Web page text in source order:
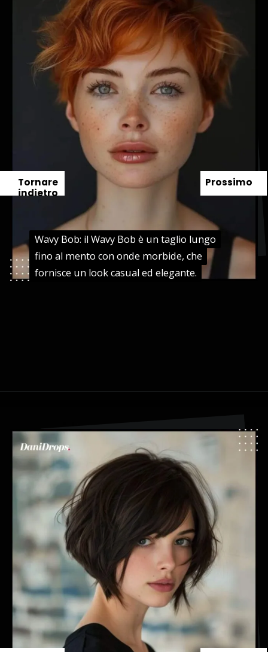
Wavy Bob: il Wavy Bob è un taglio lungo
fino al mento con onde morbide, che
fornisce un look casual ed elegante.
Wavy Bob: il Wavy Bob è un taglio lungo
fino al mento con onde morbide, che
fornisce un look casual ed elegante.
Prossimo
Tornare
indietro